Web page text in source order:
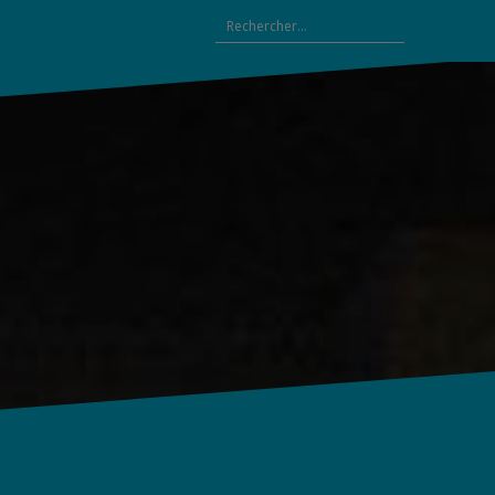
Rechercher :